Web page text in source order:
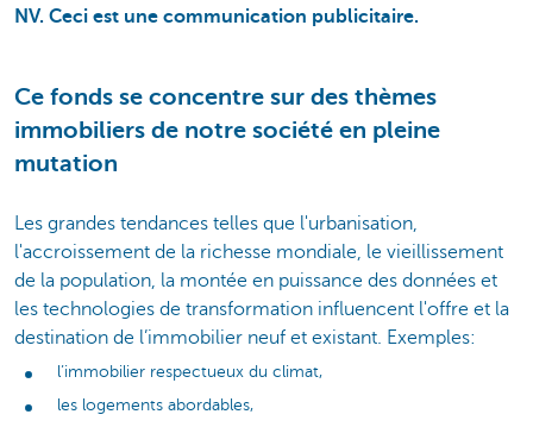
NV. Ceci est une communication publicitaire.
Ce fonds se concentre sur des thèmes
immobiliers de notre société en pleine
mutation
Les grandes tendances telles que l'urbanisation,
l'accroissement de la richesse mondiale, le vieillissement
de la population, la montée en puissance des données et
les technologies de transformation influencent l'offre et la
destination de l’immobilier neuf et existant. Exemples:
l’immobilier respectueux du climat,
les logements abordables,